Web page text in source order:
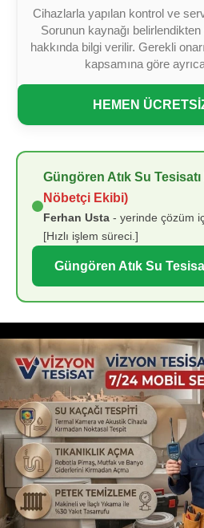
Cihazlarla yapılan kontrol ve
Sorunun kaynağı
hakkında bilgi verilir. Gerekli
kapsamına göre
HEMEN
Güngören Atık Su
Nöbetçi Ekibi)
Ferhan Usta - yerinde çözüm
[Hızlı işlem süreci.]
Güngören Atık Su